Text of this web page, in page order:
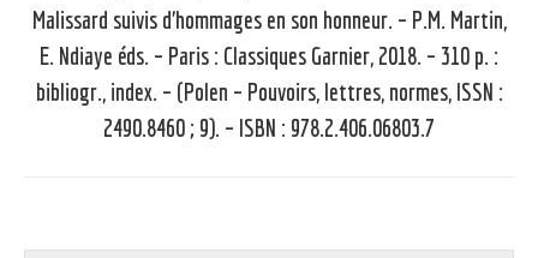
Article
suivant
:
Malissard suivis d’hommages en son honneur. – P.M. Martin,
E. Ndiaye éds. – Paris : Classiques Garnier, 2018. – 310 p. :
bibliogr., index. – (Polen – Pouvoirs, lettres, normes, ISSN :
2490.8460 ; 9). – ISBN : 978.2.406.06803.7